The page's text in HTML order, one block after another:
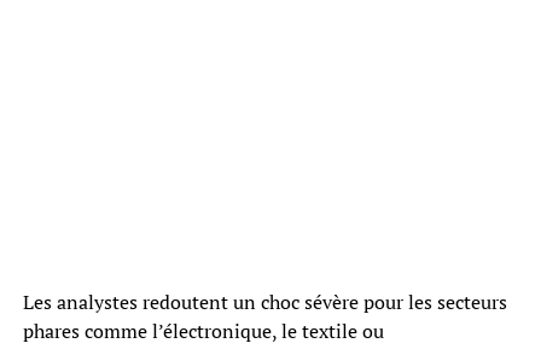
Les analystes redoutent un choc sévère pour les secteurs
phares comme l’électronique, le textile ou